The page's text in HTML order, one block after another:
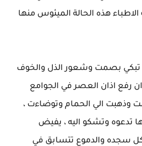
هذه الحالة الميئوس منها
تبكي بصمت وشعور الذل والخوف
ان رفع اذان العصر في الجوامع
وذهبت الي الحمام وتوضاءت ،
تدعوه وتشكو اليه ، يفيض
كل سجده والدموع تتسابق في